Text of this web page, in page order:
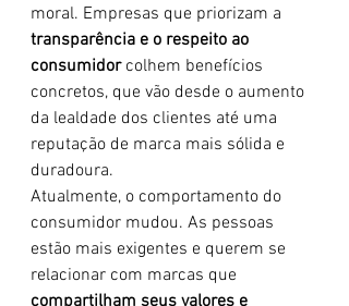
moral. Empresas que priorizam a
transparência e o respeito ao
consumidor colhem benefícios
concretos, que vão desde o aumento
da lealdade dos clientes até uma
reputação de marca mais sólida e
duradoura.
Atualmente, o comportamento do
consumidor mudou. As pessoas
estão mais exigentes e querem se
relacionar com marcas que
compartilham seus valores e